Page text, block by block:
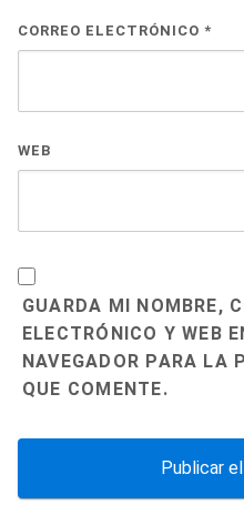
CORREO ELECTRÓNICO *
WEB
GUARDA MI NOMBRE,
ELECTRÓNICO Y WEB
NAVEGADOR PARA LA
QUE COMENTE.